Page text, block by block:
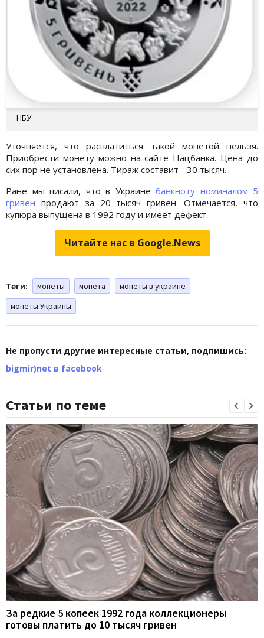
НБУ
Уточняется, что расплатиться такой монетой нельзя.
Приобрести монету можно на сайте Нацбанка. Цена до
сих пор не установлена. Тираж составит - 30 тысяч.
Ране мы писали, что в Украине банкноту номиналом 5
гривен продают за 20 тысяч гривен. Отмечается, что
купюра выпущена в 1992 году и имеет дефект.
Читайте нас в Google.News
Теги: монеты монета
монеты в украине
монеты Украины
Не пропусти другие интересные статьи, подпишись:
bigmir)net в facebook
Статьи по теме
За редкие 5 копеек 1992 года коллекционеры
готовы платить до 10 тысяч гривен